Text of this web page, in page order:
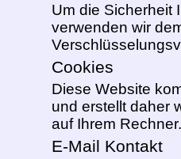
Um die Sicherheit
verwenden wir
Cookies
Diese Website
und erstellt daher
auf Ihrem Rechner.
E-Mail Kontakt